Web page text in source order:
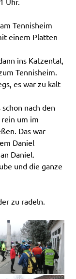
Tennisheim
einem Platten
ins Katzental,
Tennisheim.
es war zu kalt
nach den
um im
Das war
Daniel
Daniel.
und die ganze
zu radeln.